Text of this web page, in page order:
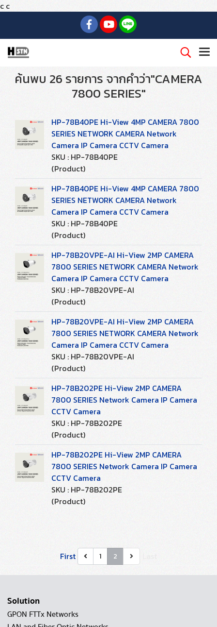
c c
ค้นพบ 26 รายการ จากคำว่า"CAMERA
7800 SERIES"
HP-78B40PE Hi-View 4MP CAMERA 7800
SERIES NETWORK CAMERA Network
Camera IP Camera CCTV Camera
SKU : HP-78B40PE
(Product)
HP-78B40PE Hi-View 4MP CAMERA 7800
SERIES NETWORK CAMERA Network
Camera IP Camera CCTV Camera
SKU : HP-78B40PE
(Product)
HP-78B20VPE-AI Hi-View 2MP CAMERA
7800 SERIES NETWORK CAMERA Network
Camera IP Camera CCTV Camera
SKU : HP-78B20VPE-AI
(Product)
HP-78B20VPE-AI Hi-View 2MP CAMERA
7800 SERIES NETWORK CAMERA Network
Camera IP Camera CCTV Camera
SKU : HP-78B20VPE-AI
(Product)
HP-78B202PE Hi-View 2MP CAMERA
7800 SERIES Network Camera IP Camera
CCTV Camera
SKU : HP-78B202PE
(Product)
HP-78B202PE Hi-View 2MP CAMERA
7800 SERIES Network Camera IP Camera
CCTV Camera
SKU : HP-78B202PE
(Product)
First 1 2
Solution
GPON FTTx Networks